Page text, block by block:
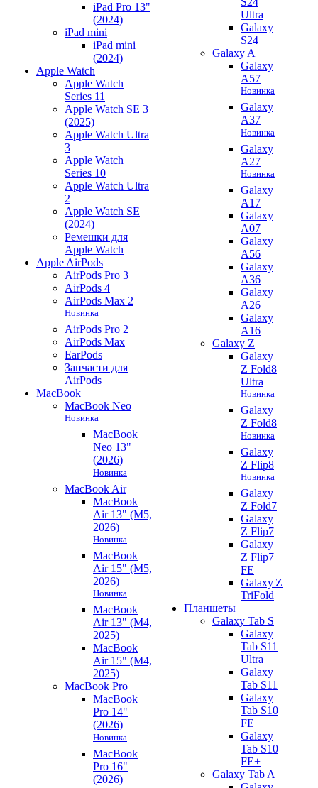
iPad Pro 13"
(2024)
iPad mini
iPad mini
(2024)
Apple Watch
Apple Watch
Series 11
Apple Watch SE 3
(2025)
Apple Watch Ultra
3
Apple Watch
Series 10
Apple Watch Ultra
2
Apple Watch SE
(2024)
Ремешки для
Apple Watch
Apple AirPods
AirPods Pro 3
AirPods 4
AirPods Max 2
Новинка
AirPods Pro 2
AirPods Max
EarPods
Запчасти для
AirPods
MacBook
MacBook Neo
Новинка
MacBook
Neo 13"
(2026)
Новинка
MacBook Air
MacBook
Air 13" (M5,
2026)
Новинка
MacBook
Air 15" (M5,
2026)
Новинка
MacBook
Air 13" (M4,
2025)
MacBook
Air 15" (M4,
2025)
MacBook Pro
MacBook
Pro 14"
(2026)
Новинка
MacBook
Pro 16"
(2026)
Ultra
Galaxy
S24
Galaxy A
Galaxy
A57
Новинка
Galaxy
A37
Новинка
Galaxy
A27
Новинка
Galaxy
A17
Galaxy
A07
Galaxy
A56
Galaxy
A36
Galaxy
A26
Galaxy
A16
Galaxy Z
Galaxy
Z Fold8
Ultra
Новинка
Galaxy
Z Fold8
Новинка
Galaxy
Z Flip8
Новинка
Galaxy
Z Fold7
Galaxy
Z Flip7
Galaxy
Z Flip7
FE
Galaxy Z
TriFold
Планшеты
Galaxy Tab S
Galaxy
Tab S11
Ultra
Galaxy
Tab S11
Galaxy
Tab S10
FE
Galaxy
Tab S10
FE+
Galaxy Tab A